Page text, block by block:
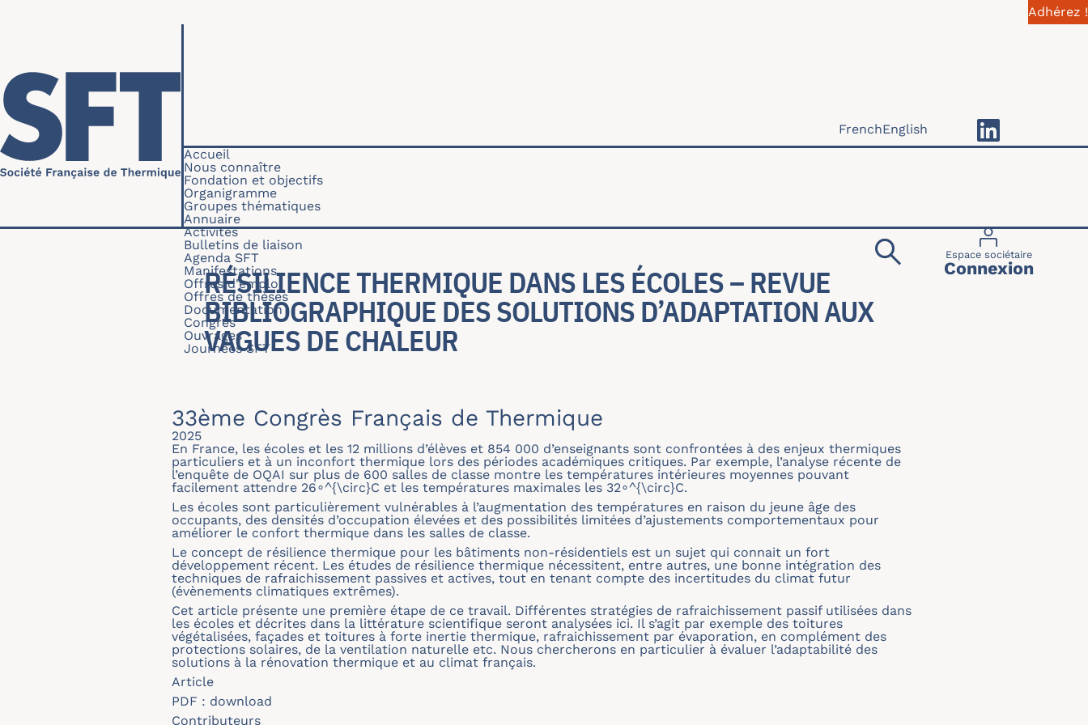
Adhérez !
Navigation principale
Accueil
Nous connaître
Fondation et objectifs
Organigramme
Groupes thématiques
Annuaire
Activités
Bulletins de liaison
Agenda SFT
Manifestations
Offres d'emploi
Offres de thèses
Documentation
Congrès
Ouvrages
Journées SFT
Menu du
Espace sociétaire
Connexion
FrenchEnglish
RÉSILIENCE THERMIQUE DANS LES ÉCOLES – REVUE
BIBLIOGRAPHIQUE DES SOLUTIONS D’ADAPTATION AUX
VAGUES DE CHALEUR
33ème Congrès Français de Thermique
2025
En France, les écoles et les 12 millions d’élèves et 854 000 d’enseignants sont confrontées à des enjeux thermiques
particuliers et à un inconfort thermique lors des périodes académiques critiques. Par exemple, l’analyse récente de
l’enquête de OQAI sur plus de 600 salles de classe montre les températures intérieures moyennes pouvant
facilement attendre 26∘^{\circ}C et les températures maximales les 32∘^{\circ}C.
Les écoles sont particulièrement vulnérables à l’augmentation des températures en raison du jeune âge des
occupants, des densités d’occupation élevées et des possibilités limitées d’ajustements comportementaux pour
améliorer le confort thermique dans les salles de classe.
Le concept de résilience thermique pour les bâtiments non-résidentiels est un sujet qui connait un fort
développement récent. Les études de résilience thermique nécessitent, entre autres, une bonne intégration des
techniques de rafraichissement passives et actives, tout en tenant compte des incertitudes du climat futur
(évènements climatiques extrêmes).
Cet article présente une première étape de ce travail. Différentes stratégies de rafraichissement passif utilisées dans
les écoles et décrites dans la littérature scientifique seront analysées ici. Il s’agit par exemple des toitures
végétalisées, façades et toitures à forte inertie thermique, rafraichissement par évaporation, en complément des
protections solaires, de la ventilation naturelle etc. Nous chercherons en particulier à évaluer l’adaptabilité des
solutions à la rénovation thermique et au climat français.
Article
PDF : download
Contributeurs